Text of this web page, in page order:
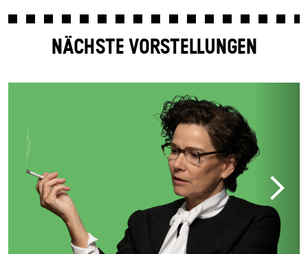
NÄCHSTE VORSTELLUNGEN